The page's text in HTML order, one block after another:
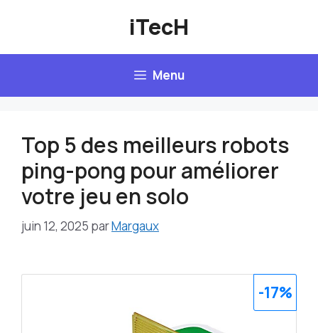
iTecH
Menu
Top 5 des meilleurs robots
ping-pong pour améliorer
votre jeu en solo
juin 12, 2025 parMargaux
-17%